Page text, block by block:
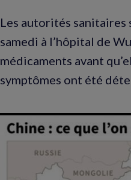
Les autorités sanitaires
samedi à l’hôpital de
médicaments avant
symptômes ont été